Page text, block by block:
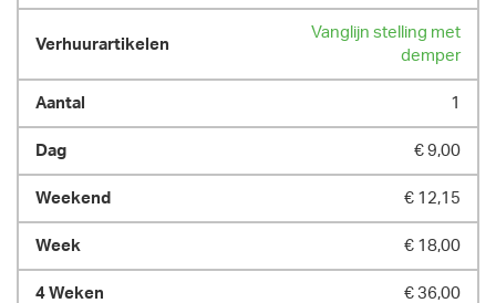
Vanglijn stelling met
demper
1
€ 9,00
€ 12,15
€ 18,00
€ 36,00